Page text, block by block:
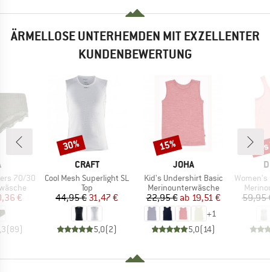
ÄRMELLOSE UNTERHEMDEN MIT EXZELLENTER
KUNDENBEWERTUNG
70/30
Preis
€
(89)
MARKE
CRAFT
Artikel
Cool Mesh Superlight SL
Produktgruppe
Top
Preis
44,95 €reduzierter Preis
31,47 €
5,0(2)
Rabatt
30%
MARKE
JOHA
Artikel
Kid's Undershirt Basic
Produktgruppe
Merinounterwäsche
Preis
22,95 € reduzierter Preis
ab 19,51 €
+1
5,0(14)
Rabatt
15%
Artikel
Women's
59,95